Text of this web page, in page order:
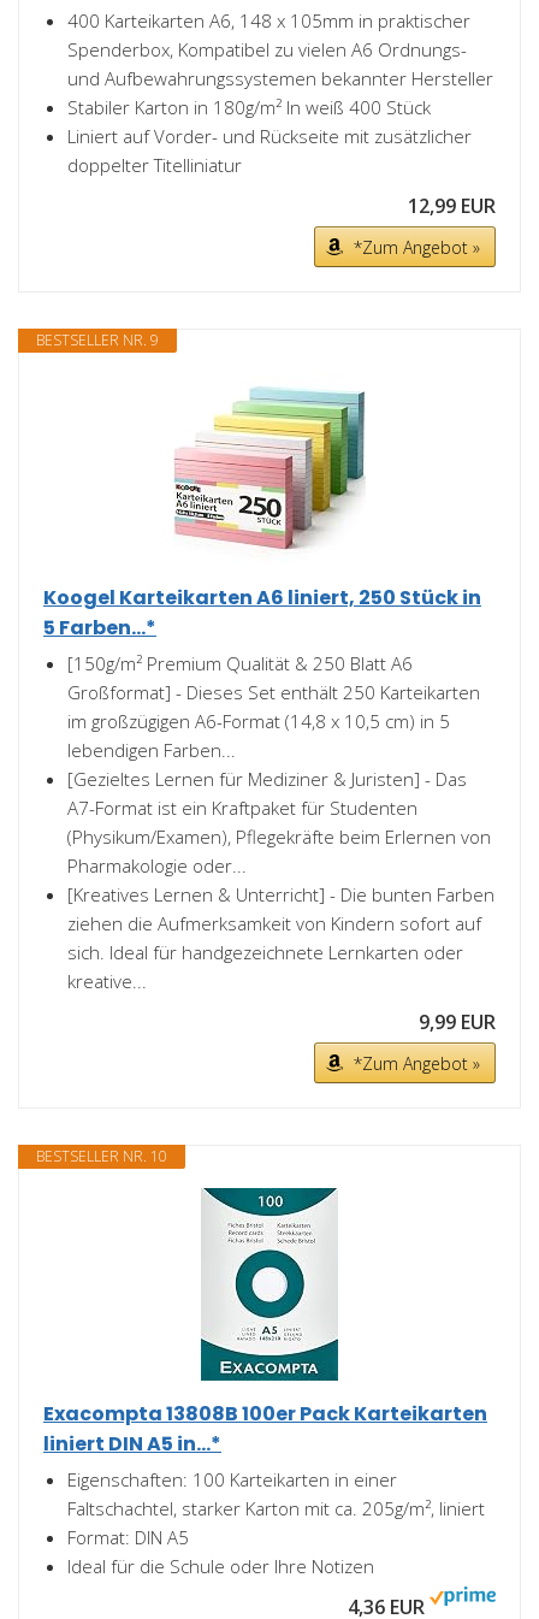
400 Karteikarten A6, 148 x 105mm in praktischer
Spenderbox, Kompatibel zu vielen A6 Ordnungs-
und Aufbewahrungssystemen bekannter Hersteller
Stabiler Karton in 180g/m² In weiß 400 Stück
Liniert auf Vorder- und Rückseite mit zusätzlicher
doppelter Titelliniatur
12,99 EUR
*Zum Angebot »
BESTSELLER NR. 9
Koogel Karteikarten A6 liniert, 250 Stück in
5 Farben...*
[150g/m² Premium Qualität & 250 Blatt A6
Großformat] - Dieses Set enthält 250 Karteikarten
im großzügigen A6-Format (14,8 x 10,5 cm) in 5
lebendigen Farben...
[Gezieltes Lernen für Mediziner & Juristen] - Das
A7-Format ist ein Kraftpaket für Studenten
(Physikum/Examen), Pflegekräfte beim Erlernen von
Pharmakologie oder...
[Kreatives Lernen & Unterricht] - Die bunten Farben
ziehen die Aufmerksamkeit von Kindern sofort auf
sich. Ideal für handgezeichnete Lernkarten oder
kreative...
9,99 EUR
*Zum Angebot »
BESTSELLER NR. 10
Exacompta 13808B 100er Pack Karteikarten
liniert DIN A5 in...*
Eigenschaften: 100 Karteikarten in einer
Faltschachtel, starker Karton mit ca. 205g/m², liniert
Format: DIN A5
Ideal für die Schule oder Ihre Notizen
4,36 EUR